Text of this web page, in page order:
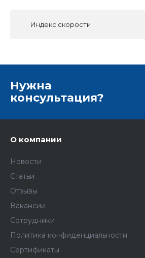
Индекс скорости
Нужна
консультация?
О компании
Новости
Статьи
Отзывы
Вакансии
Сотрудники
Политика конфиденциальности
Сертификаты